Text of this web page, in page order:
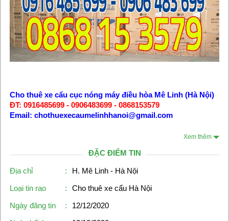
Cho thuê xe cẩu cục nóng máy điều hòa Mê Linh (Hà Nội)
ĐT: 0916485699 - 0906483699 - 0868153579
Email: chothuexecaumelinhhanoi@gmail.com
Xem thêm
ĐẶC ĐIỂM TIN
Địa chỉ :
H. Mê Linh - Hà Nội
Loại tin rao
:
Cho thuê xe cẩu Hà Nội
Ngày đăng tin
:
12/12/2020